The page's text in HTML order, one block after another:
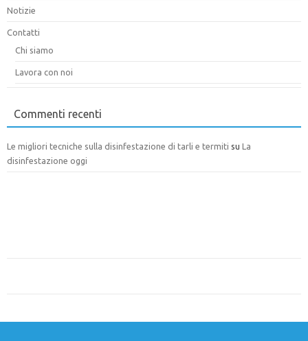
Notizie
Contatti
Chi siamo
Lavora con noi
Commenti recenti
Le migliori tecniche sulla disinfestazione di tarli e termiti su La
disinfestazione oggi